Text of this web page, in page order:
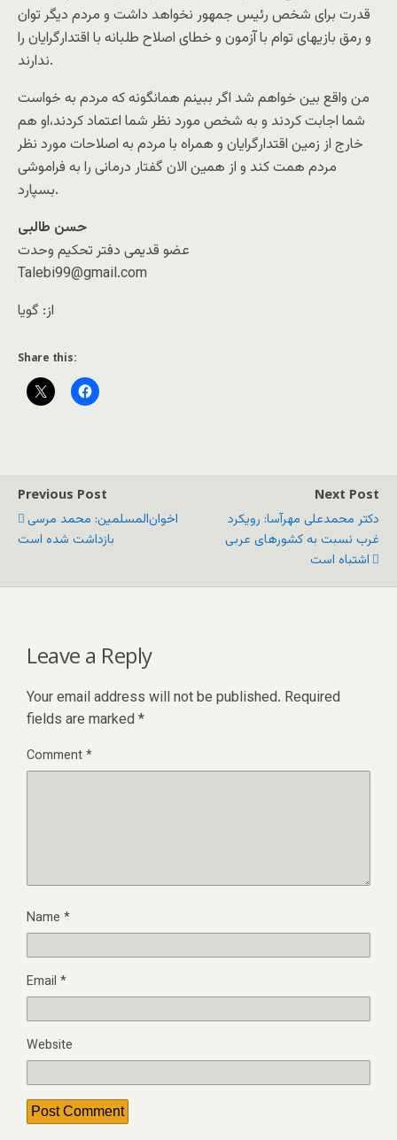
قدرت برای شخص رئيس جمهور نخواهد داشت و مردم ديگر توان
و رمق بازيهای توام با آزمون و خطای اصلاح طلبانه با اقتدارگرايان را
ندارند.
من واقع بين خواهم شد اگر ببينم همانگونه که مردم به خواست
شما اجابت کردند و به شخص مورد نظر شما اعتماد کردند،او هم
خارج از زمين اقتدارگرايان و همراه با مردم به اصلاحات مورد نظر
مردم همت کند و از همين الان گفتار درمانی را به فراموشی
بسپارد.
حسن طالبی
عضو قديمی دفتر تحکيم وحدت
Talebi99@gmail.com
از: گویا
Share this:
Previous Post
اخوان‌المسلمین: محمد مرسی
بازداشت شده است
Next Post
دکتر محمدعلی مهرآسا: رویکرد
غرب نسبت به کشورهای عربی
اشتباه است
Leave a Reply
Your email address will not be published. Required
fields are marked *
Comment*
Name *
Email *
Website